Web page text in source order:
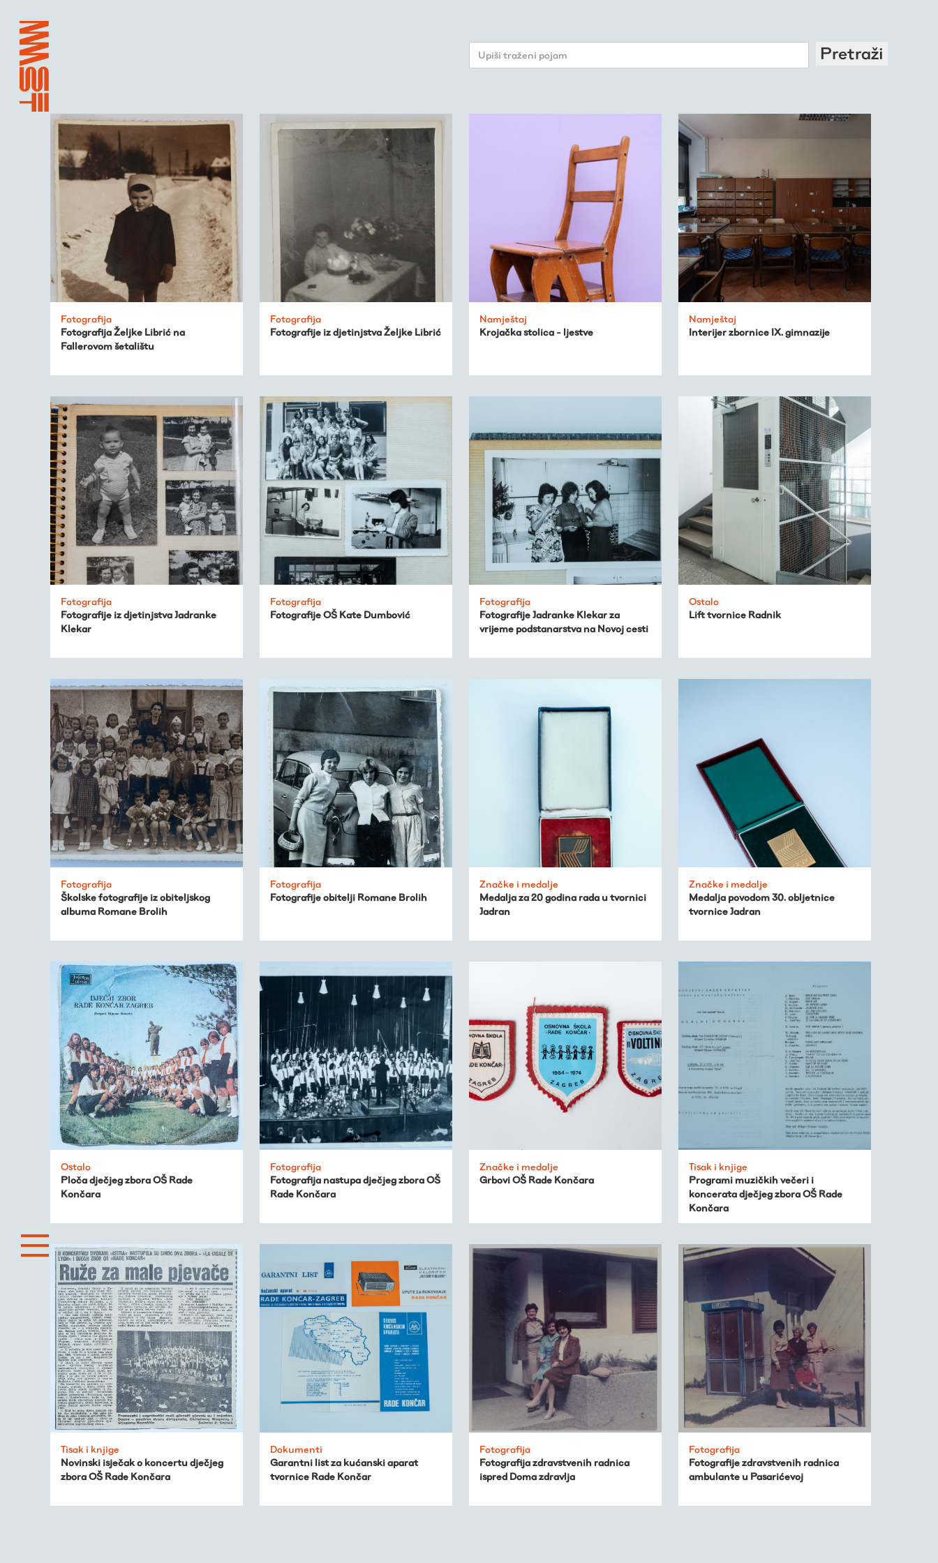
Virtualni fundus
Živa baština
Virtualni program
Trešnjevačka
kronologija
Publikacije
O nama
Pretraži
Fotografija
Fotografija Željke Librić na
Fallerovom šetalištu
Fotografija
Fotografije iz djetinjstva Željke Librić
Namještaj
Krojačka stolica - ljestve
Namještaj
Interijer zbornice IX. gimnazije
Fotografija
Fotografije iz djetinjstva Jadranke
Klekar
Fotografija
Fotografije OŠ Kate Dumbović
Fotografija
Fotografije Jadranke Klekar za
vrijeme podstanarstva na Novoj cesti
Ostalo
Lift tvornice Radnik
Fotografija
Školske fotografije iz obiteljskog
albuma Romane Brolih
Fotografija
Fotografije obitelji Romane Brolih
Značke i medalje
Medalja za 20 godina rada u tvornici
Jadran
Značke i medalje
Medalja povodom 30. obljetnice
tvornice Jadran
Ostalo
Ploča dječjeg zbora OŠ Rade
Končara
Fotografija
Fotografija nastupa dječjeg zbora OŠ
Rade Končara
Značke i medalje
Grbovi OŠ Rade Končara
Tisak i knjige
Programi muzičkih večeri i
koncerata dječjeg zbora OŠ Rade
Končara
Tisak i knjige
Novinski isječak o koncertu dječjeg
zbora OŠ Rade Končara
Dokumenti
Garantni list za kućanski aparat
tvornice Rade Končar
Fotografija
Fotografija zdravstvenih radnica
ispred Doma zdravlja
Fotografija
Fotografije zdravstvenih radnica
ambulante u Pasarićevoj